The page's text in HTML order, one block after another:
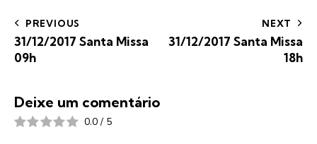
PREVIOUS
31/12/2017 Santa Missa
09h
NEXT
31/12/2017 Santa Missa
18h
Deixe um comentário
0.0 / 5